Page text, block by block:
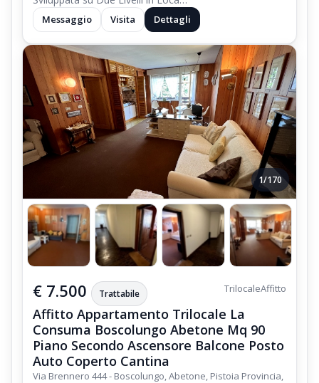
Messaggio Visita Dettagli
1/170
€ 7.500 Trattabile TrilocaleAffitto
Affitto Appartamento Trilocale La
Consuma Boscolungo Abetone Mq 90
Piano Secondo Ascensore Balcone Posto
Auto Coperto Cantina
Via Brennero 444 - Boscolungo, Abetone, Pistoia Provincia,